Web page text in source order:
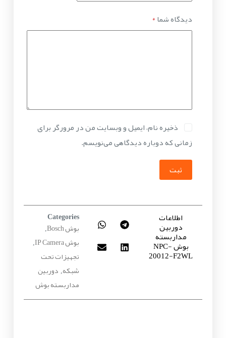
دیدگاه شما*
ذخیره نام، ایمیل و وبسایت من در مرورگر برای
زمانی که دوباره دیدگاهی می‌نویسم.
ثبت
اطلاعات
دوربین
مداربسته
بوش NPC-
20012-F2WL
Categories
بوش Bosch ,
بوش IP Camera ,
تجهیزات تحت
شبکه, دوربین
مداربسته بوش